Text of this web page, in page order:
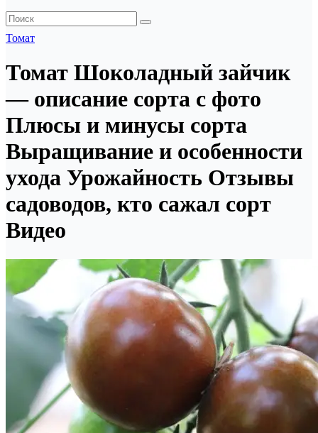
Томат
Томат Шоколадный зайчик
— описание сорта с фото
Плюсы и минусы сорта
Выращивание и особенности
ухода Урожайность Отзывы
садоводов, кто сажал сорт
Видео